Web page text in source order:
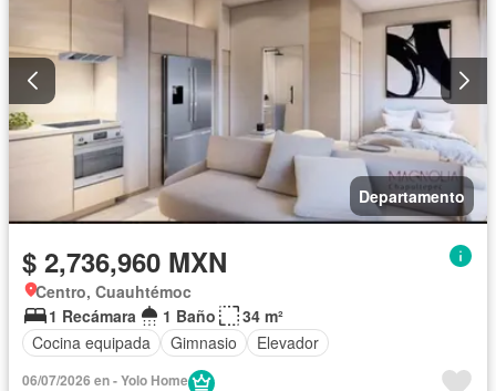
Departamento
$ 2,736,960 MXN
Centro, Cuauhtémoc
1 Recámara
1 Baño
34 m²
Cocina equipada
Gimnasio Elevador
06/07/2026 en - Yolo Home